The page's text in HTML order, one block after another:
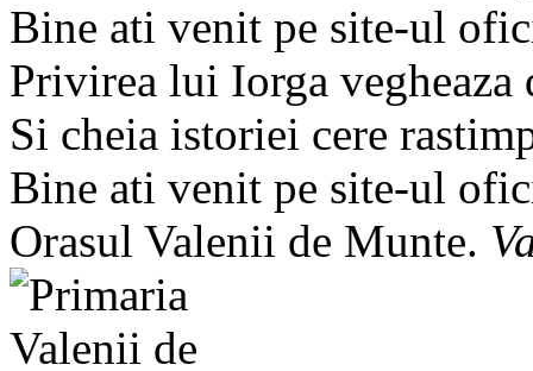
Bine ati venit pe site-ul
Privirea lui Iorga
Si cheia istoriei cere
Bine ati venit pe site-ul
Orasul Valenii de Munte.